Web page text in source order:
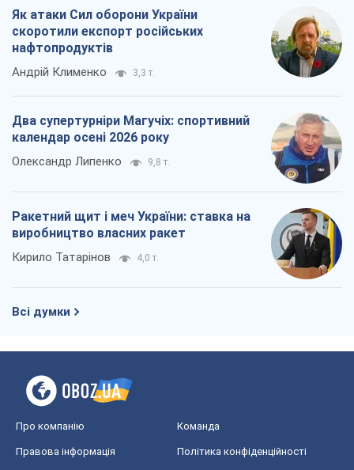
Як атаки Сил оборони України
скоротили експорт російських
нафтопродуктів
Андрій Клименко 3,3 т.
Два супертурніри Магучіх: спортивний
календар осені 2026 року
Олександр Липенко 9,8 т.
Ракетний щит і меч України: ставка на
виробництво власних ракет
Кирило Татарінов 4,0 т.
Всі думки
Про компанію Команда
Правова інформація Політика конфіденційності